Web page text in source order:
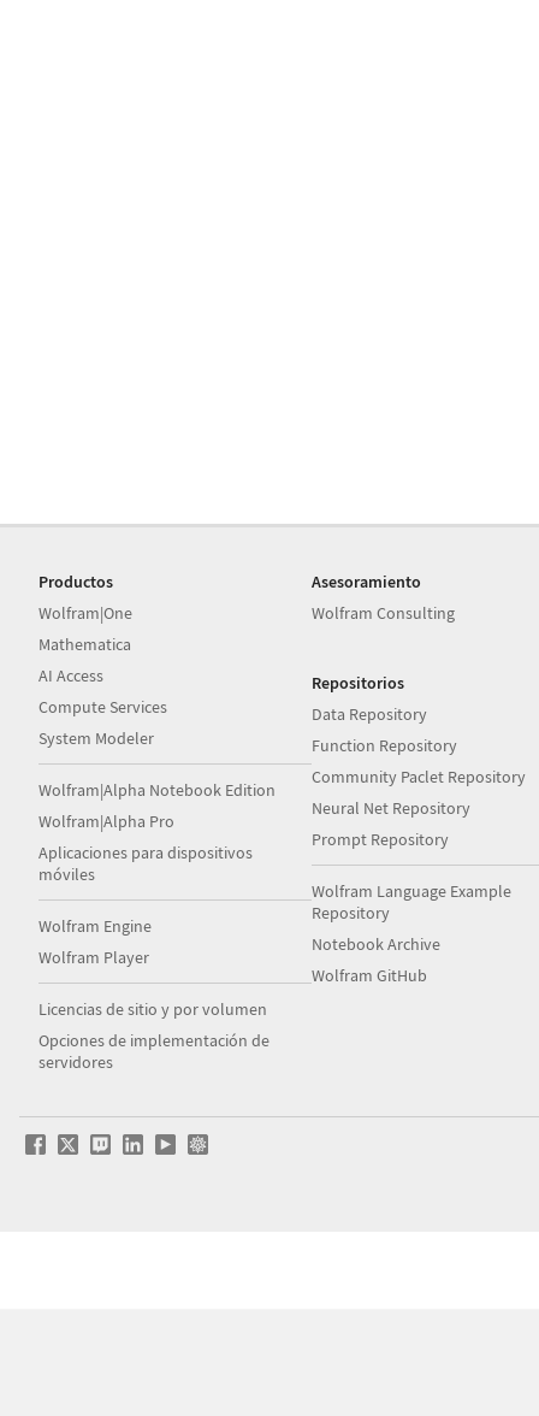
Productos
Wolfram|One
Mathematica
AI Access
Compute Services
System Modeler
Wolfram|Alpha Notebook Edition
Wolfram|Alpha Pro
Aplicaciones para dispositivos
móviles
Wolfram Engine
Wolfram Player
Licencias de sitio y por volumen
Opciones de implementación de
servidores
Asesoramiento
Wolfram Consulting
Repositorios
Data Repository
Function Repository
Community Paclet Repository
Neural Net Repository
Prompt Repository
Wolfram Language Example
Repository
Notebook Archive
Wolfram GitHub